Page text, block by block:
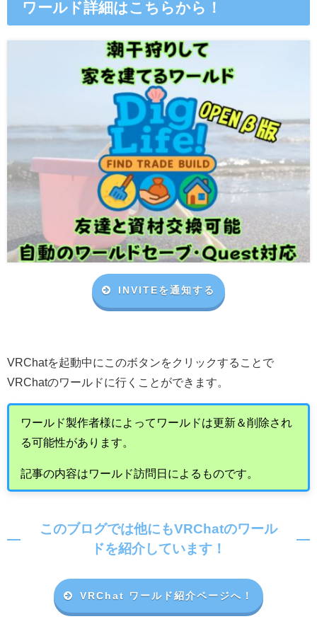
ワールド詳細はこちらから！
INVITEを通知する
VRChatを起動中にこのボタンをクリックすることで
VRChatのワールドに行くことができます。
ワールド製作者様によってワールドは更新＆削除され
る可能性があります。
記事の内容はワールド訪問日によるものです。
このブログでは他にもVRChatのワール
ドを紹介しています！
VRChat ワールド紹介ページへ！